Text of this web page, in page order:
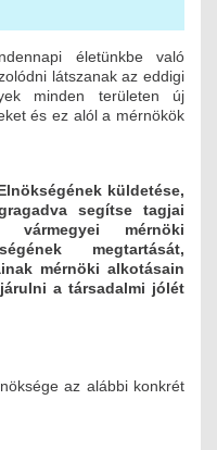
életünkbe való
látszanak az eddigi
minden területen új
és ez alól a mérnökök
küldetése,
segítse tagjai
mérnöki
megtartását,
mérnöki alkotásain
a társadalmi jólét
az alábbi konkrét